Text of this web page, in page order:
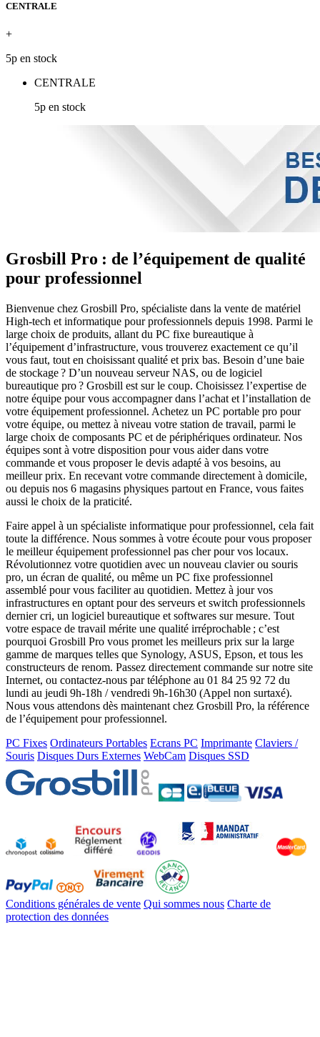
CENTRALE
+
5p en stock
CENTRALE
5p en stock
Grosbill Pro : de l’équipement de qualité
pour professionnel
Bienvenue chez Grosbill Pro, spécialiste dans la vente de matériel
High-tech et informatique pour professionnels depuis 1998. Parmi le
large choix de produits, allant du PC fixe bureautique à
l’équipement d’infrastructure, vous trouverez exactement ce qu’il
vous faut, tout en choisissant qualité et prix bas. Besoin d’une baie
de stockage ? D’un nouveau serveur NAS, ou de logiciel
bureautique pro ? Grosbill est sur le coup. Choisissez l’expertise de
notre équipe pour vous accompagner dans l’achat et l’installation de
votre équipement professionnel. Achetez un PC portable pro pour
votre équipe, ou mettez à niveau votre station de travail, parmi le
large choix de composants PC et de périphériques ordinateur. Nos
équipes sont à votre disposition pour vous aider dans votre
commande et vous proposer le devis adapté à vos besoins, au
meilleur prix. En recevant votre commande directement à domicile,
ou depuis nos 6 magasins physiques partout en France, vous faites
aussi le choix de la praticité.
Faire appel à un spécialiste informatique pour professionnel, cela fait
toute la différence. Nous sommes à votre écoute pour vous proposer
le meilleur équipement professionnel pas cher pour vos locaux.
Révolutionnez votre quotidien avec un nouveau clavier ou souris
pro, un écran de qualité, ou même un PC fixe professionnel
assemblé pour vous faciliter au quotidien. Mettez à jour vos
infrastructures en optant pour des serveurs et switch professionnels
dernier cri, un logiciel bureautique et softwares sur mesure. Tout
votre espace de travail mérite une qualité irréprochable ; c’est
pourquoi Grosbill Pro vous promet les meilleurs prix sur la large
gamme de marques telles que Synology, ASUS, Epson, et tous les
constructeurs de renom. Passez directement commande sur notre site
Internet, ou contactez-nous par téléphone au 01 84 25 92 72 du
lundi au jeudi 9h-18h / vendredi 9h-16h30 (Appel non surtaxé).
Nous vous attendons dès maintenant chez Grosbill Pro, la référence
de l’équipement pour professionnel.
PC Fixes Ordinateurs Portables Ecrans PC Imprimante Claviers /
Souris Disques Durs Externes WebCam Disques SSD
Conditions générales de vente Qui sommes nous Charte de
protection des données